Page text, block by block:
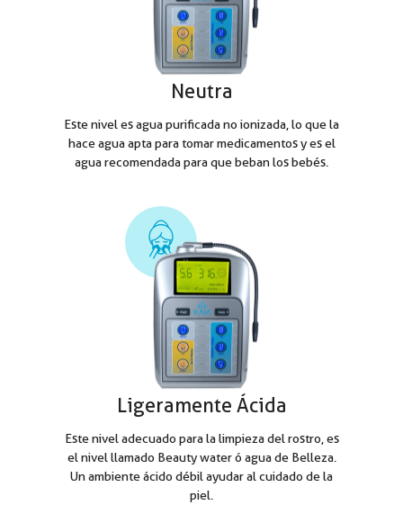
Neutra
Este nivel es agua purificada no ionizada, lo que la
hace agua apta para tomar medicamentos y es el
agua recomendada para que beban los bebés.
Ligeramente Ácida
Este nivel adecuado para la limpieza del rostro, es
el nivel llamado Beauty water ó agua de Belleza.
Un ambiente ácido débil ayudar al cuidado de la
piel.